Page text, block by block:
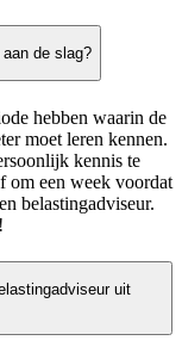
de slag?
hebben waarin de
moet leren kennen.
kennis te
om een week voordat
belastingadviseur.
uit